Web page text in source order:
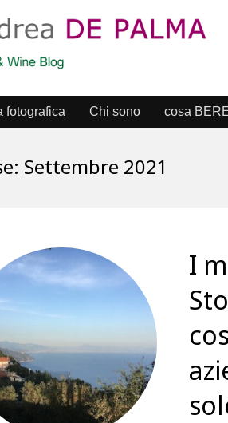
fotografica Chi sono cosa
Settembre 2021
I